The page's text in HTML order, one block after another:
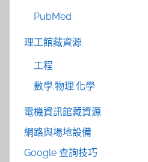
PubMed
理工館藏資源
工程
數學.物理.化學
電機資訊館藏資源
網路與場地設備
Google 查詢技巧